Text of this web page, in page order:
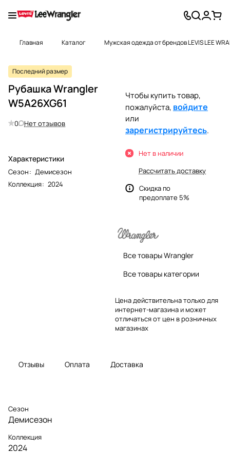
Главная Каталог Мужская одежда от брендов LEVIS LEE
Последний размер
Рубашка Wrangler
W5A26XG61
0 Нет отзывов
Характеристики
Сезон: Демисезон
Коллекция: 2024
Чтобы купить товар,
пожалуйста, войдите
или
зарегистрируйтесь.
Нет в наличии
Рассчитать доставку
Скидка по
предоплате 5%
Все товары Wrangler
Все товары категории
Цена действительна только для
интернет-магазина и может
отличаться от цен в розничных
магазинах
Отзывы Оплата Доставка
Сезон
Демисезон
Коллекция
2024